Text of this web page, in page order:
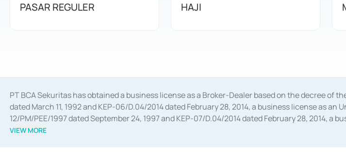
PASAR REGULER
HAJI
PT BCA Sekuritas has obtained a business license as a Broker-Dealer based on the decree of
dated March 11, 1992 and KEP-06/D.04/2014 dated February 28, 2014, a business license as
12/PM/PEE/1997 dated September 24, 1997 and KEP-07/D.04/2014 dated February 28, 2014,
divestments, and joint ventures based on the decree of the Financial Services Authority
VIEW MORE